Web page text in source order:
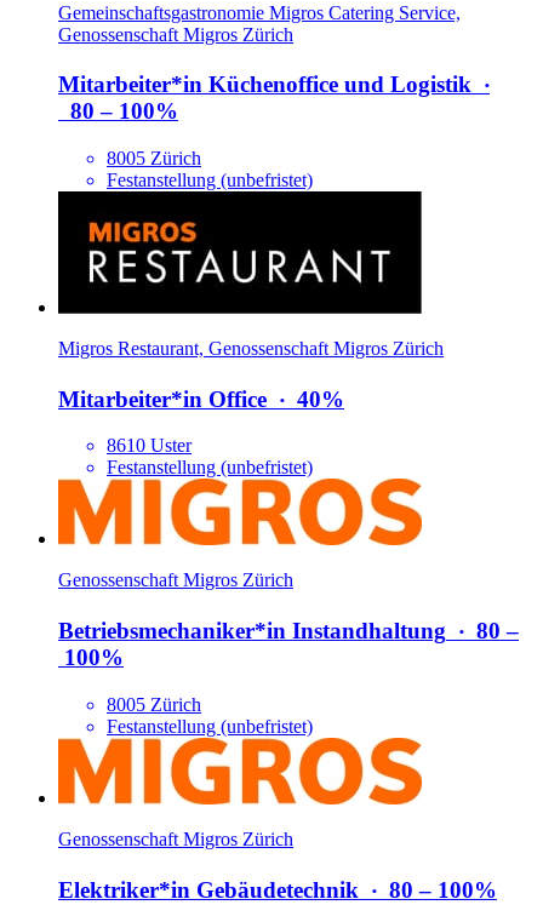
Gemeinschaftsgastronomie Migros Catering Service,
Genossenschaft Migros Zürich
Mitarbeiter*​in Küchenoffice und Logistik ‧
80 – 100%
8005 Zürich
Festanstellung (unbefristet)
Migros Restaurant, Genossenschaft Migros Zürich
Mitarbeiter*​in Office ‧ 40%
8610 Uster
Festanstellung (unbefristet)
Genossenschaft Migros Zürich
Betriebsmechani­ker*​in Instandhaltung ‧ 80 –
100%
8005 Zürich
Festanstellung (unbefristet)
Genossenschaft Migros Zürich
Elektri­ker*​in Gebäudetechnik ‧ 80 – 100%